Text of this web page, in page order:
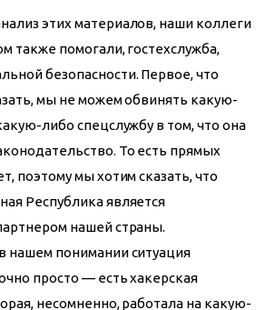
этих материалов, наши коллеги
также помогали, гостехслужба,
безопасности. Первое, что
мы не можем обвинять какую-
либо спецслужбу в том, что она
То есть прямых
поэтому мы хотим сказать, что
Республика является
нашей страны.
нашем понимании ситуация
просто — есть хакерская
несомненно, работала на какую-